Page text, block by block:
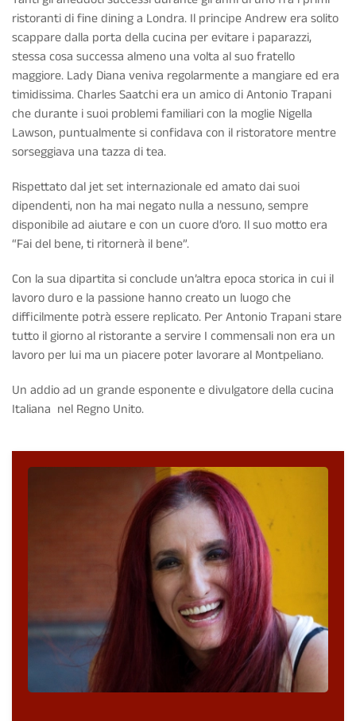
ristoranti di fine dining a Londra. Il principe Andrew era solito
scappare dalla porta della cucina per evitare i paparazzi,
stessa cosa successa almeno una volta al suo fratello
maggiore. Lady Diana veniva regolarmente a mangiare ed era
timidissima. Charles Saatchi era un amico di Antonio Trapani
che durante i suoi problemi familiari con la moglie Nigella
Lawson, puntualmente si confidava con il ristoratore mentre
sorseggiava una tazza di tea.
Rispettato dal jet set internazionale ed amato dai suoi
dipendenti, non ha mai negato nulla a nessuno, sempre
disponibile ad aiutare e con un cuore d’oro. Il suo motto era
“Fai del bene, ti ritornerà il bene”.
Con la sua dipartita si conclude un’altra epoca storica in cui il
lavoro duro e la passione hanno creato un luogo che
difficilmente potrà essere replicato. Per Antonio Trapani stare
tutto il giorno al ristorante a servire I commensali non era un
lavoro per lui ma un piacere poter lavorare al Montpeliano.
Un addio ad un grande esponente e divulgatore della cucina
Italiana nel Regno Unito.